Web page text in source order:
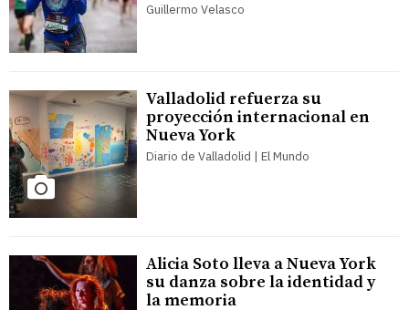
Guillermo Velasco
Valladolid refuerza su
proyección internacional en
Nueva York
Diario de Valladolid | El Mundo
Alicia Soto lleva a Nueva York
su danza sobre la identidad y
la memoria